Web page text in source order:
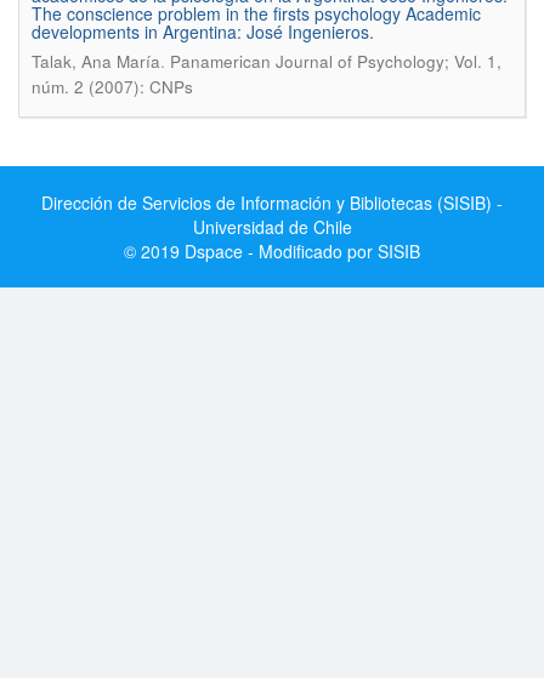
The conscience problem in the firsts psychology Academic
developments in Argentina: José Ingenieros.
Talak, Ana María. Panamerican Journal of Psychology; Vol. 1,
núm. 2 (2007): CNPs
Dirección de Servicios de Información y Bibliotecas (SISIB) -
Universidad de Chile
© 2019 Dspace - Modificado por SISIB